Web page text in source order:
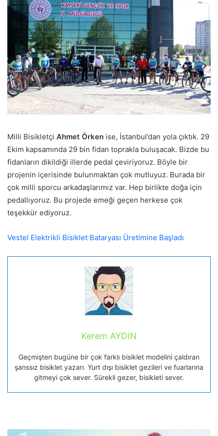
Milli Bisikletçi Ahmet Örken ise, İstanbul’dan yola çıktık. 29
Ekim kapsamında 29 bin fidan toprakla buluşacak. Bizde bu
fidanların dikildiği illerde pedal çeviriyoruz. Böyle bir
projenin içerisinde bulunmaktan çok mutluyuz. Burada bir
çok milli sporcu arkadaşlarımız var. Hep birlikte doğa için
pedallıyoruz. Bu projede emeği geçen herkese çok
teşekkür ediyoruz.
Vestel Elektrikli Bisiklet Bataryası Üretimine Başladı
Kerem AYDIN
Geçmişten bugüne bir çok farklı bisiklet modelini çaldıran
şanssız bisiklet yazarı. Yurt dışı bisiklet gezileri ve fuarlarına
gitmeyi çok sever. Sürekli gezer, bisikleti sever.